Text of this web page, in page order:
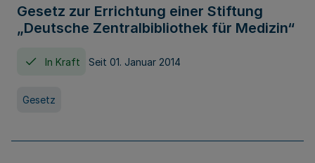
Gesetz zur Errichtung einer Stiftung
„Deutsche Zentralbibliothek für Medizin“
In Kraft Seit 01. Januar 2014
Gesetz